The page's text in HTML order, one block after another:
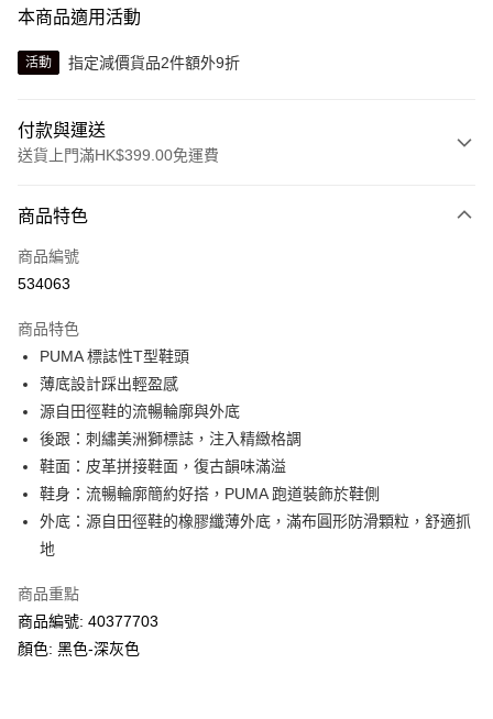
本商品適用活動
活動 指定減價貨品2件額外9折
付款與運送
送貨上門滿HK$399.00免運費
信用卡
線上付款
Alipay, PayMe, WeChat Pay, UnionPay, FPS
送貨方式
單筆訂單淨值滿$399可享免運費優惠
每筆HK$30.00，滿HK$399.00或以上免運費
滿$599可享澳門免運費優惠
商品特色
商品編號
534063
商品特色
PUMA 標誌性T型鞋頭
薄底設計踩出輕盈感
源自田徑鞋的流暢輪廓與外底
後跟：刺繡美洲獅標誌，注入精緻格調
鞋面：皮革拼接鞋面，復古韻味滿溢
鞋身：流暢輪廓簡約好搭，PUMA 跑道裝飾於鞋側
外底：源自田徑鞋的橡膠纖薄外底，滿布圓形防滑顆粒，舒適抓
地
商品重點
商品編號: 40377703
顏色: 黑色-深灰色